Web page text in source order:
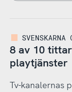
8 av 10
playtjänster
Tv-kanalernas